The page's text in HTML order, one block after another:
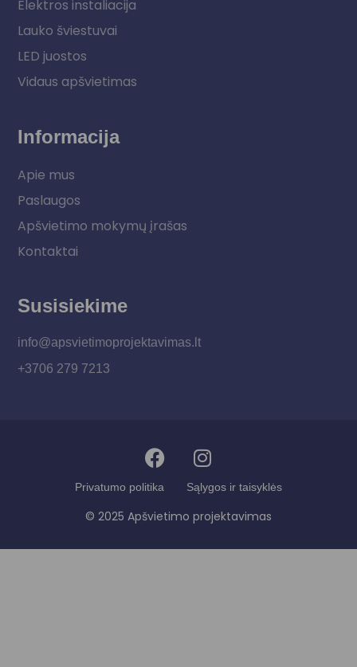
Elektros instaliacija
Lauko šviestuvai
LED juostos
Vidaus apšvietimas
Informacija
Apie mus
Paslaugos
Apšvietimo mokymų įrašas
Kontaktai
Susisiekime
info@apsvietimoprojektavimas.lt
+3706 279 7213
Privatumo politika Sąlygos ir taisyklės
© 2025 Apšvietimo projektavimas